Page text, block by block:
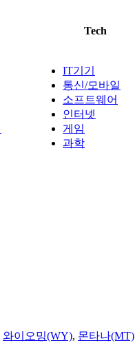
Tech
IT기기
통신/모바일
소프트웨어
인터넷
게임
과학
와이오밍(WY), 몬타나(MT)